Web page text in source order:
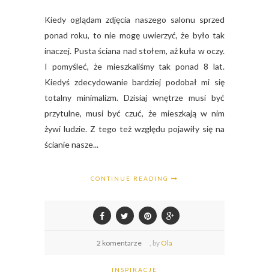
Kiedy oglądam zdjęcia naszego salonu sprzed
ponad roku, to nie mogę uwierzyć, że było tak
inaczej. Pusta ściana nad stołem, aż kuła w oczy.
I pomyśleć, że mieszkaliśmy tak ponad 8 lat.
Kiedyś zdecydowanie bardziej podobał mi się
totalny minimalizm. Dzisiaj wnętrze musi być
przytulne, musi być czuć, że mieszkają w nim
żywi ludzie. Z tego też względu pojawiły się na
ścianie nasze...
CONTINUE READING
2 komentarze by Ola
INSPIRACJE